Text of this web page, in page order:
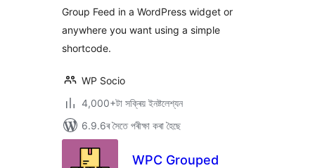
Group Feed in a WordPress widget or
anywhere you want using a simple
shortcode.
WP Socio
4,000+টা সক্ৰিয় ইনষ্টলেশ্যন
6.9.6ৰ সৈতে পৰীক্ষা কৰা হৈছে
WPC Grouped